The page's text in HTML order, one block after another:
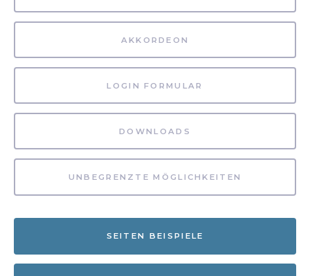
AKKORDEON
LOGIN FORMULAR
DOWNLOADS
UNBEGRENZTE MÖGLICHKEITEN
SEITEN BEISPIELE